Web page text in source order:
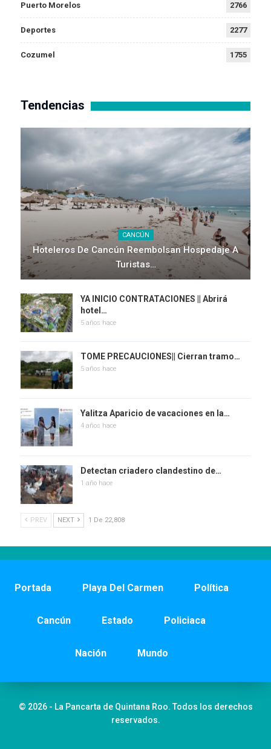
Puerto Morelos 2766
Deportes 2277
Cozumel 1755
Tendencias
CANCÚN
Hoteleros De Cancún Reembolsan Hospedaje A
Turistas…
YA INICIO CONTRATACIONES || Abrirá
hotel…
5 años hace
TOME PRECAUCIONES|| Cierran tramo…
5 años hace
Yalitza Aparicio de vacaciones en la…
4 años hace
Detectan criadero clandestino de…
1 año hace
PREV NEXT 1 De 22,808
Portada Playa Del Carmen Política
Cancún Estado Policiaca
Nación Mundo
© 2026 - La Pancarta de Quintana Roo. Todos los derechos
reservados.